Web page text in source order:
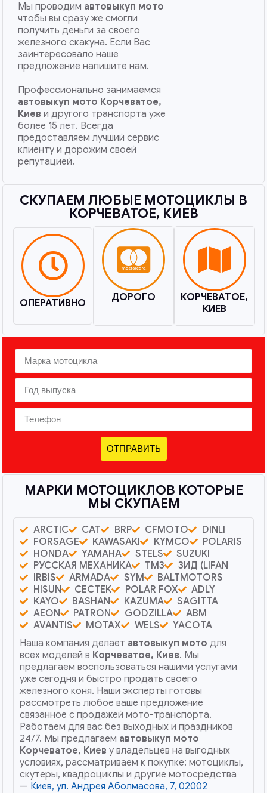
Мы проводим автовыкуп мото
чтобы вы сразу же смогли
получить деньги за своего
железного скакуна. Если Вас
заинтересовало наше
предложение напишите нам.
Профессионально занимаемся
автовыкуп мото Корчеватое,
Киеви другого транспорта уже
более 15 лет. Всегда
предоставляем лучший сервис
клиенту и дорожим своей
репутацией.
СКУПАЕМ ЛЮБЫЕ МОТОЦИКЛЫ В
КОРЧЕВАТОЕ, КИЕВ​
ОПЕРАТИВНО ДОРОГО
КОРЧЕВАТОЕ,
КИЕВ
ОТПРАВИТЬ
МАРКИ МОТОЦИКЛОВ КОТОРЫЕ
МЫ СКУПАЕМ
ARCTIC CAT BRP CFMOTO
DINLI
FORSAGE
KAWASAKI KYMCO
POLARIS
HONDA
YAMAHA STELS
SUZUKI
РУССКАЯ МЕХАНИКА
ТМЗ
ЗИД (LIFAN
IRBIS
ARMADA SYM
BALTMOTORS
HISUN
CECTEK POLAR FOX
ADLY
KAYO
BASHAN KAZUMA
SAGITTA
AEON
PATRON GODZILLA
ABM
AVANTIS
MOTAX WELS
YACOTA
Наша компания делает автовыкуп мото для
всех моделей в Корчеватое, Киев. Мы
предлагаем воспользоваться нашими услугами
уже сегодня и быстро продать своего
железного коня. Наши эксперты готовы
рассмотреть любое ваше предложение
связанное с продажей мото-транспорта.
Работаем для вас без выходных и праздников
24/7. Мы предлагаем автовыкуп мото
Корчеватое, Киеву владельцев на выгодных
условиях, рассматриваем к покупке: мотоциклы,
скутеры, квадроциклы и другие мотосредства
— Киев, ул. Андрея Аболмасова, 7, 02002